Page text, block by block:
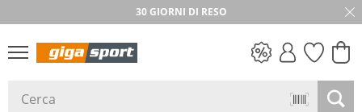
★★★★★ 4,8 / 5,0 STELLE
30 GIORNI DI RESO